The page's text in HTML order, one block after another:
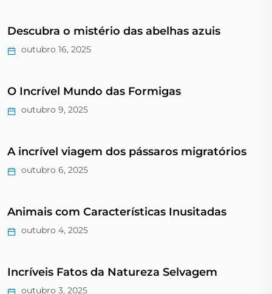
Descubra o mistério das abelhas azuis
outubro 16, 2025
O Incrível Mundo das Formigas
outubro 9, 2025
A incrível viagem dos pássaros migratórios
outubro 6, 2025
Animais com Características Inusitadas
outubro 4, 2025
Incríveis Fatos da Natureza Selvagem
outubro 3, 2025